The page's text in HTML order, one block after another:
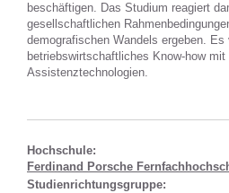
beschäftigen. Das Studium reagiert
gesellschaftlichen
demografischen Wandels ergeben. Es
betriebswirtschaftliches Know-how
Assistenztechnologien.
Hochschule:
Ferdinand Porsche
Studienrichtungsgruppe: